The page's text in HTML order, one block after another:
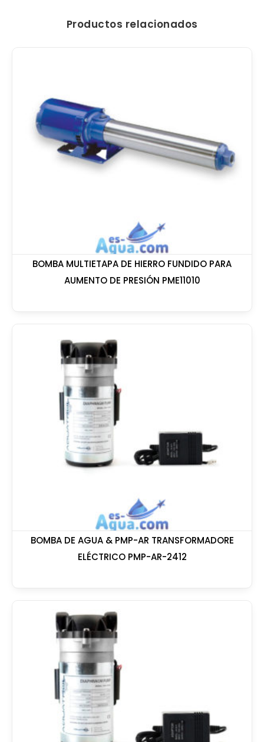
Productos relacionados
BOMBA MULTIETAPA DE HIERRO FUNDIDO PARA
AUMENTO DE PRESIÓN PME11010
BOMBA DE AGUA & PMP-AR TRANSFORMADORE
ELÉCTRICO PMP-AR-2412